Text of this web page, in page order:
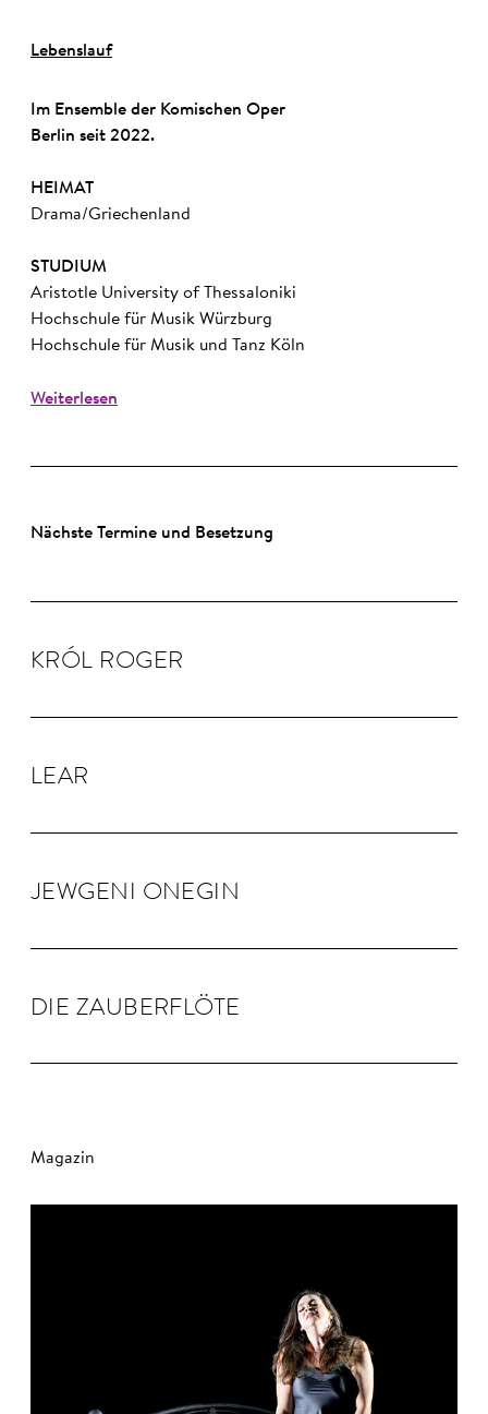
Lebenslauf
Im Ensemble der Komischen Oper
Berlin seit 2022.
HEIMAT
Drama/Griechenland
STUDIUM
Aristotle University of Thessaloniki
Hochschule für Musik Würzburg
Hochschule für Musik und Tanz Köln
Weiterlesen
Nächste Termine und Besetzung
KRÓL RO­GER
LEAR
JEW­GENI ONEGIN
DIE ZAU­BER­FLÖTE
Magazin